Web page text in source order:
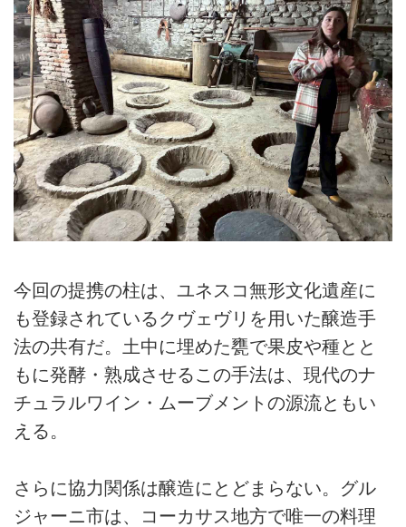
今回の提携の柱は、ユネスコ無形文化遺産に
も登録されているクヴェヴリを用いた醸造手
法の共有だ。土中に埋めた甕で果皮や種とと
もに発酵・熟成させるこの手法は、現代のナ
チュラルワイン・ムーブメントの源流ともい
える。
さらに協力関係は醸造にとどまらない。グル
ジャーニ市は、コーカサス地方で唯一の料理